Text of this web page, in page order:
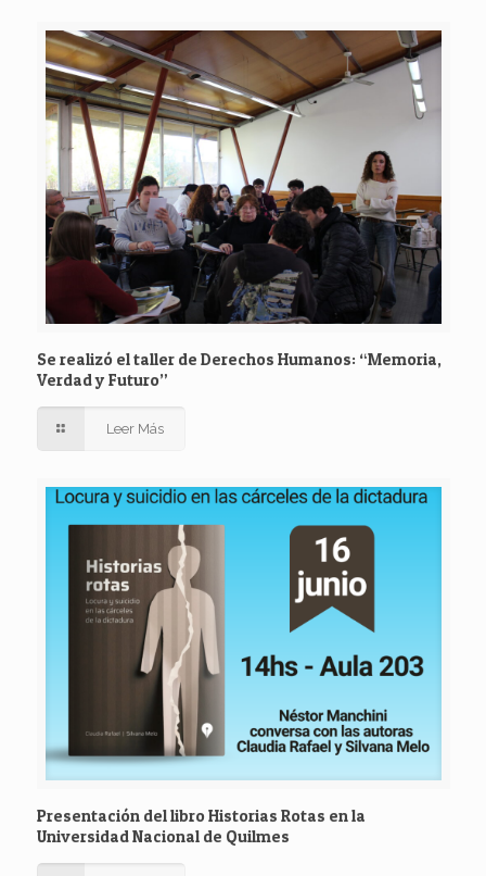
Se realizó el taller de Derechos Humanos: “Memoria,
Verdad y Futuro”
Leer Más
Presentación del libro Historias Rotas en la
Universidad Nacional de Quilmes